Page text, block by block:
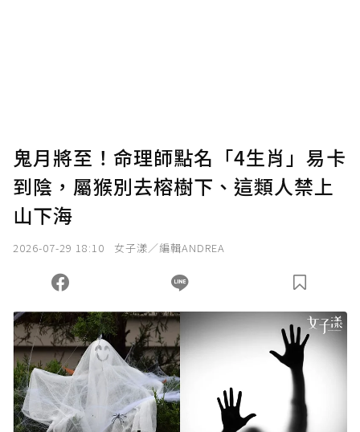
確認送出
您當前剩餘 U 利點數：0點；前往 購買點數
鬼月將至！命理師點名「4生肖」易卡
到陰，屬猴別去榕樹下、這類人禁上
山下海
2026-07-29 18:10 女子漾／編輯ANDREA